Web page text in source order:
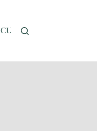
CUCINA E RICETTE